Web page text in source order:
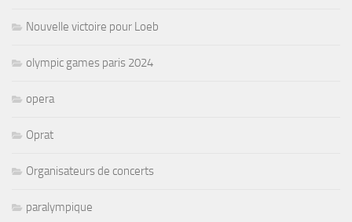
Nouvelle victoire pour Loeb
olympic games paris 2024
opera
Oprat
Organisateurs de concerts
paralympique